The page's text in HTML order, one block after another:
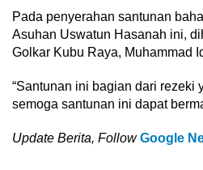
Pada penyerahan santunan
Asuhan Uswatun Hasanah ini,
Golkar Kubu Raya, Muhammad
“Santunan ini bagian dari rezeki
semoga santunan ini dapat
Update Berita, FollowGoogle